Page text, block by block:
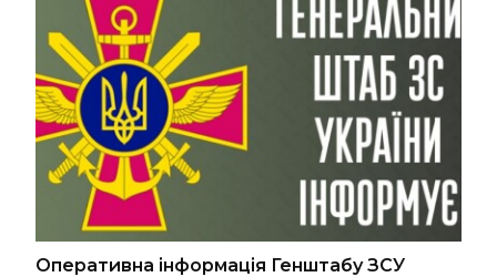
Оперативна інформація Генштабу ЗСУ